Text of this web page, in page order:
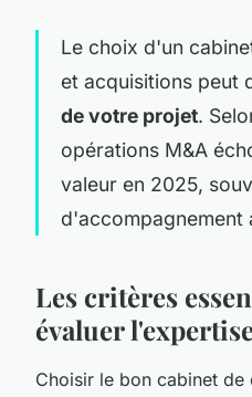
Le choix d'un
et acquisitions peut
de votre projet.
opérations M&A
valeur en 2025,
d'accompagnement
Les critères
évaluer
Choisir le bon cabinet